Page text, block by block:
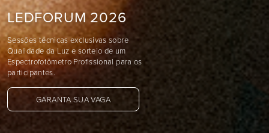
LEDFORUM 2026
Sessões técnicas exclusivas sobre
Qualidade da Luz e sorteio de um
Espectrofotômetro Profissional para os
participantes.
GARANTA SUA VAGA